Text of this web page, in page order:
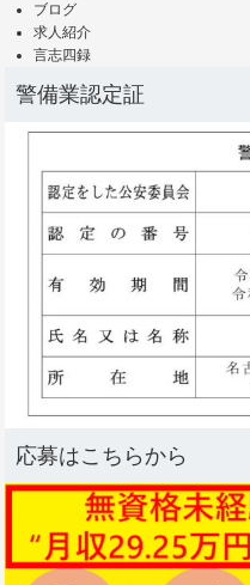
ブログ
求人紹介
言志四録
警備業認定証
応募はこちらから